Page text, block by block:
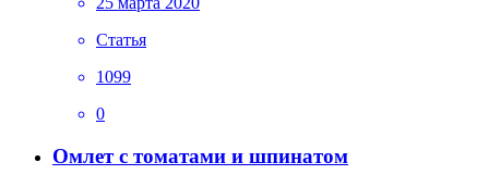
Статья
1099
0
Омлет с томатами и шпинатом